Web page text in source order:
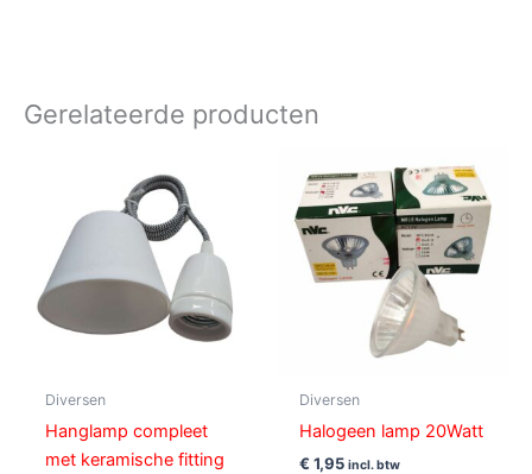
Gerelateerde producten
Diversen
Hanglamp compleet
met keramische fitting
Diversen
Halogeen lamp 20Watt
€ 1,95 incl. btw